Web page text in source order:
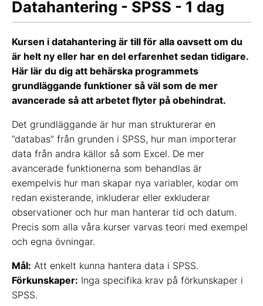
Datahantering - SPSS - 1 dag
Kursen i datahantering är till för alla oavsett om du
är helt ny eller har en del erfarenhet sedan tidigare.
Här lär du dig att behärska programmets
grundläggande funktioner så väl som de mer
avancerade så att arbetet flyter på obehindrat.
Det grundläggande är hur man strukturerar en
”databas” från grunden i SPSS, hur man importerar
data från andra källor så som Excel. De mer
avancerade funktionerna som behandlas är
exempelvis hur man skapar nya variabler, kodar om
redan existerande, inkluderar eller exkluderar
observationer och hur man hanterar tid och datum.
Precis som alla våra kurser varvas teori med exempel
och egna övningar.
Mål: Att enkelt kunna hantera data i SPSS.
Förkunskaper: Inga specifika krav på förkunskaper i
SPSS.